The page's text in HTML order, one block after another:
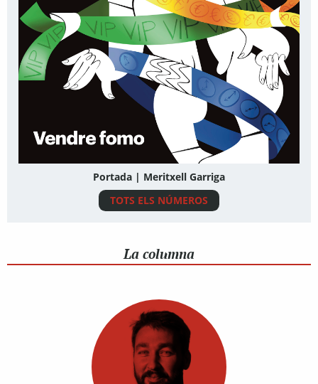
Portada | Meritxell Garriga
TOTS ELS NÚMEROS
La columna